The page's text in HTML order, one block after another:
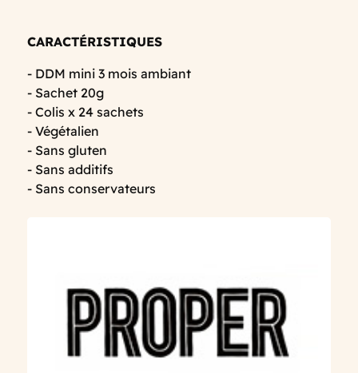
CARACTÉRISTIQUES
- DDM mini 3 mois ambiant
- Sachet 20g
- Colis x 24 sachets
- Végétalien
- Sans gluten
- Sans additifs
- Sans conservateurs